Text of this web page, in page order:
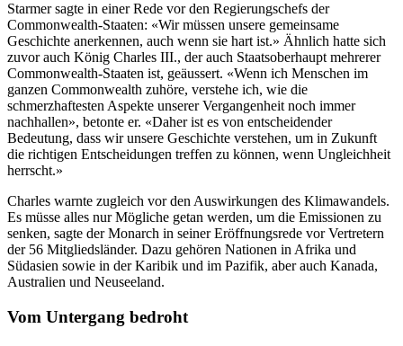
Starmer sagte in einer Rede vor den Regierungschefs der
Commonwealth-Staaten: «Wir müssen unsere gemeinsame
Geschichte anerkennen, auch wenn sie hart ist.» Ähnlich hatte sich
zuvor auch König Charles III., der auch Staatsoberhaupt mehrerer
Commonwealth-Staaten ist, geäussert. «Wenn ich Menschen im
ganzen Commonwealth zuhöre, verstehe ich, wie die
schmerzhaftesten Aspekte unserer Vergangenheit noch immer
nachhallen», betonte er. «Daher ist es von entscheidender
Bedeutung, dass wir unsere Geschichte verstehen, um in Zukunft
die richtigen Entscheidungen treffen zu können, wenn Ungleichheit
herrscht.»
Charles warnte zugleich vor den Auswirkungen des Klimawandels.
Es müsse alles nur Mögliche getan werden, um die Emissionen zu
senken, sagte der Monarch in seiner Eröffnungsrede vor Vertretern
der 56 Mitgliedsländer. Dazu gehören Nationen in Afrika und
Südasien sowie in der Karibik und im Pazifik, aber auch Kanada,
Australien und Neuseeland.
Vom Untergang bedroht